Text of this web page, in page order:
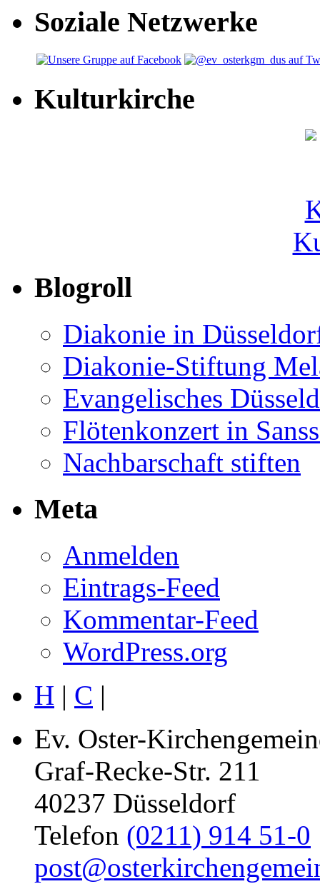
Soziale Netzwerke
Kulturkirche
Blogroll
Diakonie in
Diakonie-Stiftung
Evangelisches
Flötenkonzert in
Nachbarschaft stiften
Meta
Anmelden
Eintrags-Feed
Kommentar-Feed
WordPress.org
H | C |
Ev. Oster-
Graf-Recke-Str. 211
40237 Düsseldorf
Telefon (0211) 914 51-0